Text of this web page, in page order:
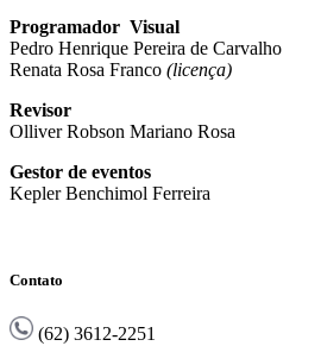
Programador Visual
Pedro Henrique Pereira de Carvalho
Renata Rosa Franco (licença)
Revisor
Olliver Robson Mariano Rosa
Gestor de eventos
Kepler Benchimol Ferreira
Contato
(62) 3612-2251